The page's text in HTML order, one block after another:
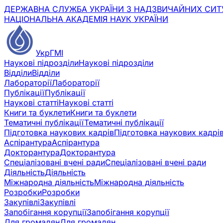
ДЕРЖАВНА СЛУЖБА УКРАЇНИ З НАДЗВИЧАЙНИХ
НАЦІОНАЛЬНА АКАДЕМІЯ НАУК УКРАЇНИ
УкрГМІ
Наукові підрозділиНаукові підрозділи
ВідділиВідділи
ЛабораторіїЛабораторії
ПублікаціїПублікації
Наукові статтіНаукові статті
Книги та буклетиКниги та буклети
Тематичні публікаціїТематичні публікації
Підготовка наукових кадрівПідготовка наукових
АспірантураАспірантура
ДокторантураДокторантура
Спеціалізовані вчені радиСпеціалізовані вчені ради
ДіяльністьДіяльність
Міжнародна діяльністьМіжнародна діяльність
РозробкиРозробки
ЗакупівліЗакупівлі
Запобігання корупціїЗапобігання корупції